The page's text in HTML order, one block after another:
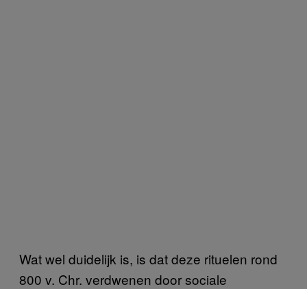
Wat wel duidelijk is, is dat deze rituelen rond
800 v. Chr. verdwenen door sociale